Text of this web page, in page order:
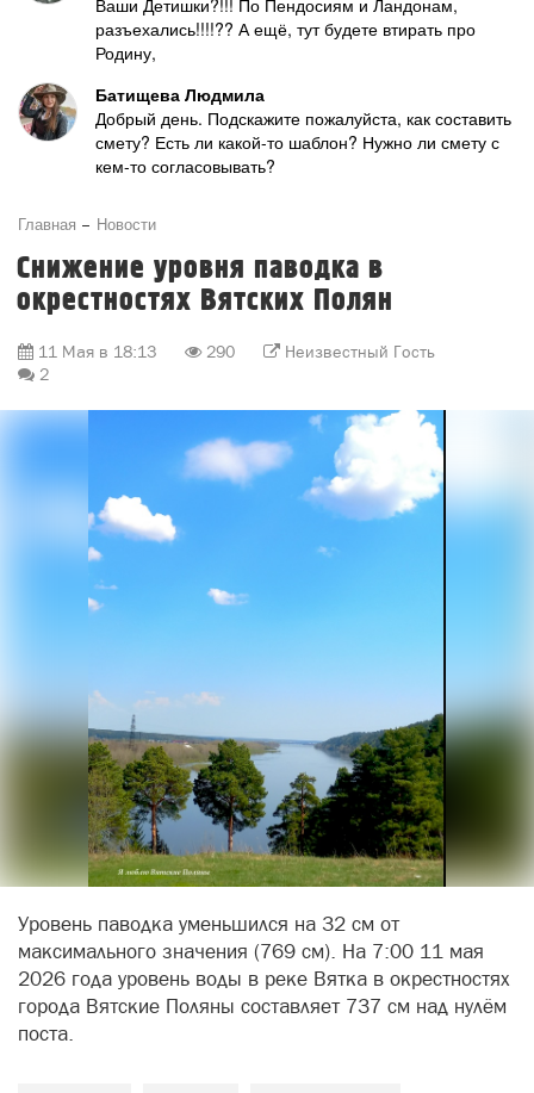
Ваши Детишки?!!! По Пендосиям и Ландонам,
разъехались!!!!?? А ещё, тут будете втирать про
Родину,
Батищева Людмила
Добрый день. Подскажите пожалуйста, как составить
смету? Есть ли какой-то шаблон? Нужно ли смету с
кем-то согласовывать?
Главная Новости
Снижение уровня паводка в
окрестностях Вятских Полян
11 Мая в 18:13 290
Неизвестный Гость
2
Уровень паводка уменьшился на 32 см от
максимального значения (769 см). На 7:00 11 мая
2026 года уровень воды в реке Вятка в окрестностях
города Вятские Поляны составляет 737 см над нулём
поста.